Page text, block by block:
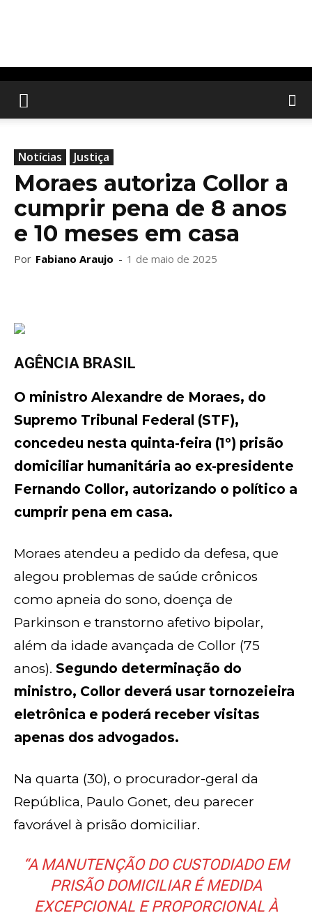
Notícias Justiça
Moraes autoriza Collor a
cumprir pena de 8 anos
e 10 meses em casa
Por Fabiano Araujo - 1 de maio de 2025
AGÊNCIA BRASIL
O ministro Alexandre de Moraes, do
Supremo Tribunal Federal (STF),
concedeu nesta quinta-feira (1º) prisão
domiciliar humanitária ao ex-presidente
Fernando Collor, autorizando o político a
cumprir pena em casa.
Moraes atendeu a pedido da defesa, que
alegou problemas de saúde crônicos
como apneia do sono, doença de
Parkinson e transtorno afetivo bipolar,
além da idade avançada de Collor (75
anos). Segundo determinação do
ministro, Collor deverá usar tornozeieira
eletrônica e poderá receber visitas
apenas dos advogados.
Na quarta (30), o procurador-geral da
República, Paulo Gonet, deu parecer
favorável à prisão domiciliar.
“A MANUTENÇÃO DO CUSTODIADO EM
PRISÃO DOMICILIAR É MEDIDA
EXCEPCIONAL E PROPORCIONAL À